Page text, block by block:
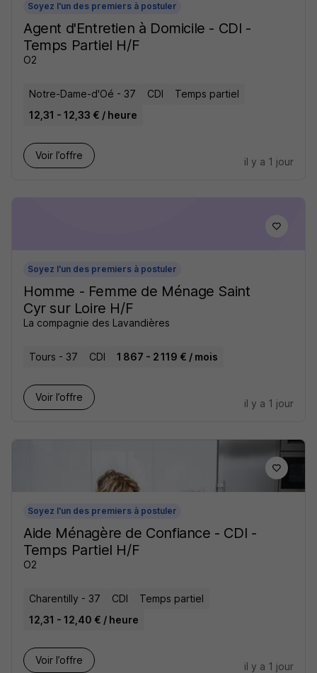
Soyez l'un des premiers à postuler
Agent d'Entretien à Domicile - CDI -
Temps Partiel H/F
O2
Notre-Dame-d'Oé - 37 CDI
Temps partiel
12,31 - 12,33 € / heure
Voir l’offre
il y a 1 jour
Soyez l'un des premiers à postuler
Homme - Femme de Ménage Saint
Cyr sur Loire H/F
La compagnie des Lavandières
Tours - 37 CDI 1 867 - 2 119 € / mois
Voir l’offre
il y a 1 jour
Soyez l'un des premiers à postuler
Aide Ménagère de Confiance - CDI -
Temps Partiel H/F
O2
Charentilly - 37 CDI
Temps partiel
12,31 - 12,40 € / heure
Voir l’offre
il y a 1 jour